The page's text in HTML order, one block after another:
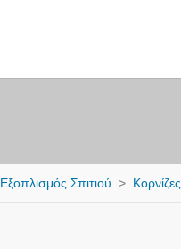
Εξοπλισμός Σπιτιού Κορνίζες